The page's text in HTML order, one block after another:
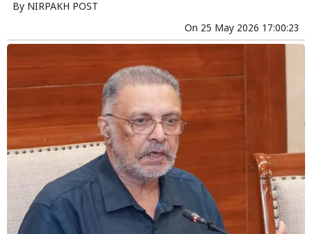
By NIRPAKH POST
On 25 May 2026 17:00:23